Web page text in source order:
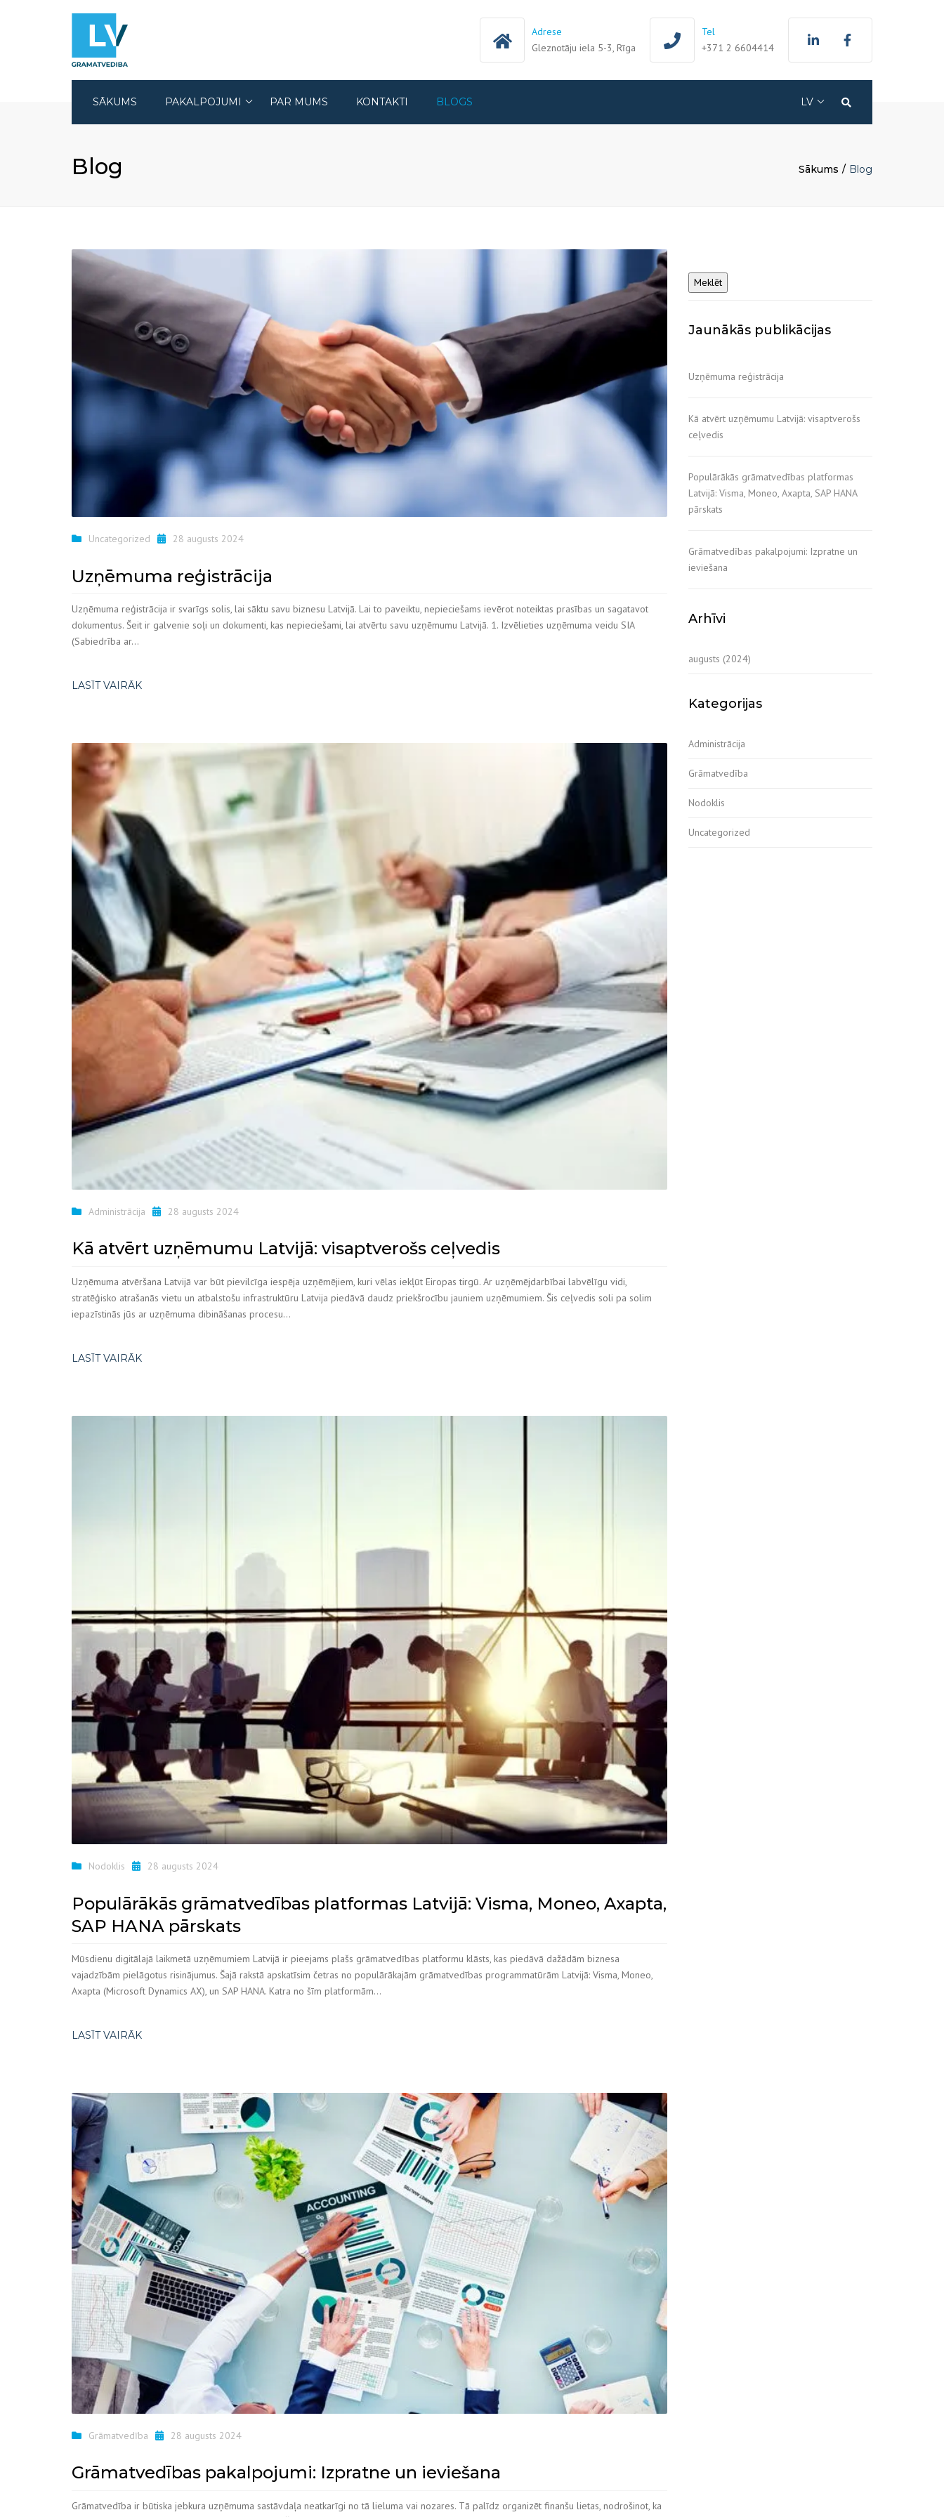
Adrese
Gleznotāju iela 5-3, Rīga
Tel
+371 2 6604414
SĀKUMS PAKALPOJUMI PAR MUMS KONTAKTI BLOGS LV
Blog Sākums Blog
Uncategorized 28 augusts 2024
Uzņēmuma reģistrācija
Uzņēmuma reģistrācija ir svarīgs solis, lai sāktu savu biznesu Latvijā. Lai to paveiktu, nepieciešams ievērot noteiktas prasības un sagatavot
dokumentus. Šeit ir galvenie soļi un dokumenti, kas nepieciešami, lai atvērtu savu uzņēmumu Latvijā. 1. Izvēlieties uzņēmuma veidu SIA
(Sabiedrība ar...
LASĪT VAIRĀK
Administrācija 28 augusts 2024
Kā atvērt uzņēmumu Latvijā: visaptverošs ceļvedis
Uzņēmuma atvēršana Latvijā var būt pievilcīga iespēja uzņēmējiem, kuri vēlas iekļūt Eiropas tirgū. Ar uzņēmējdarbībai labvēlīgu vidi,
stratēģisko atrašanās vietu un atbalstošu infrastruktūru Latvija piedāvā daudz priekšrocību jauniem uzņēmumiem. Šis ceļvedis soli pa solim
iepazīstinās jūs ar uzņēmuma dibināšanas procesu...
LASĪT VAIRĀK
Nodoklis 28 augusts 2024
Populārākās grāmatvedības platformas Latvijā: Visma, Moneo, Axapta,
SAP HANA pārskats
Mūsdienu digitālajā laikmetā uzņēmumiem Latvijā ir pieejams plašs grāmatvedības platformu klāsts, kas piedāvā dažādām biznesa
vajadzībām pielāgotus risinājumus. Šajā rakstā apskatīsim četras no populārākajām grāmatvedības programmatūrām Latvijā: Visma, Moneo,
Axapta (Microsoft Dynamics AX), un SAP HANA. Katra no šīm platformām...
LASĪT VAIRĀK
Grāmatvedība 28 augusts 2024
Grāmatvedības pakalpojumi: Izpratne un ieviešana
Grāmatvedība ir būtiska jebkura uzņēmuma sastāvdaļa neatkarīgi no tā lieluma vai nozares. Tā palīdz organizēt finanšu lietas, nodrošinot, ka
Jaunākās publikācijas
Uzņēmuma reģistrācija
Kā atvērt uzņēmumu Latvijā: visaptverošs
ceļvedis
Populārākās grāmatvedības platformas
Latvijā: Visma, Moneo, Axapta, SAP HANA
pārskats
Grāmatvedības pakalpojumi: Izpratne un
ieviešana
Arhīvi
augusts (2024)
Kategorijas
Administrācija
Grāmatvedība
Nodoklis
Uncategorized